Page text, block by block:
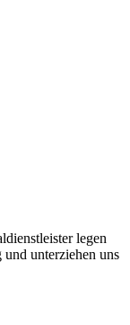
legen
unterziehen uns